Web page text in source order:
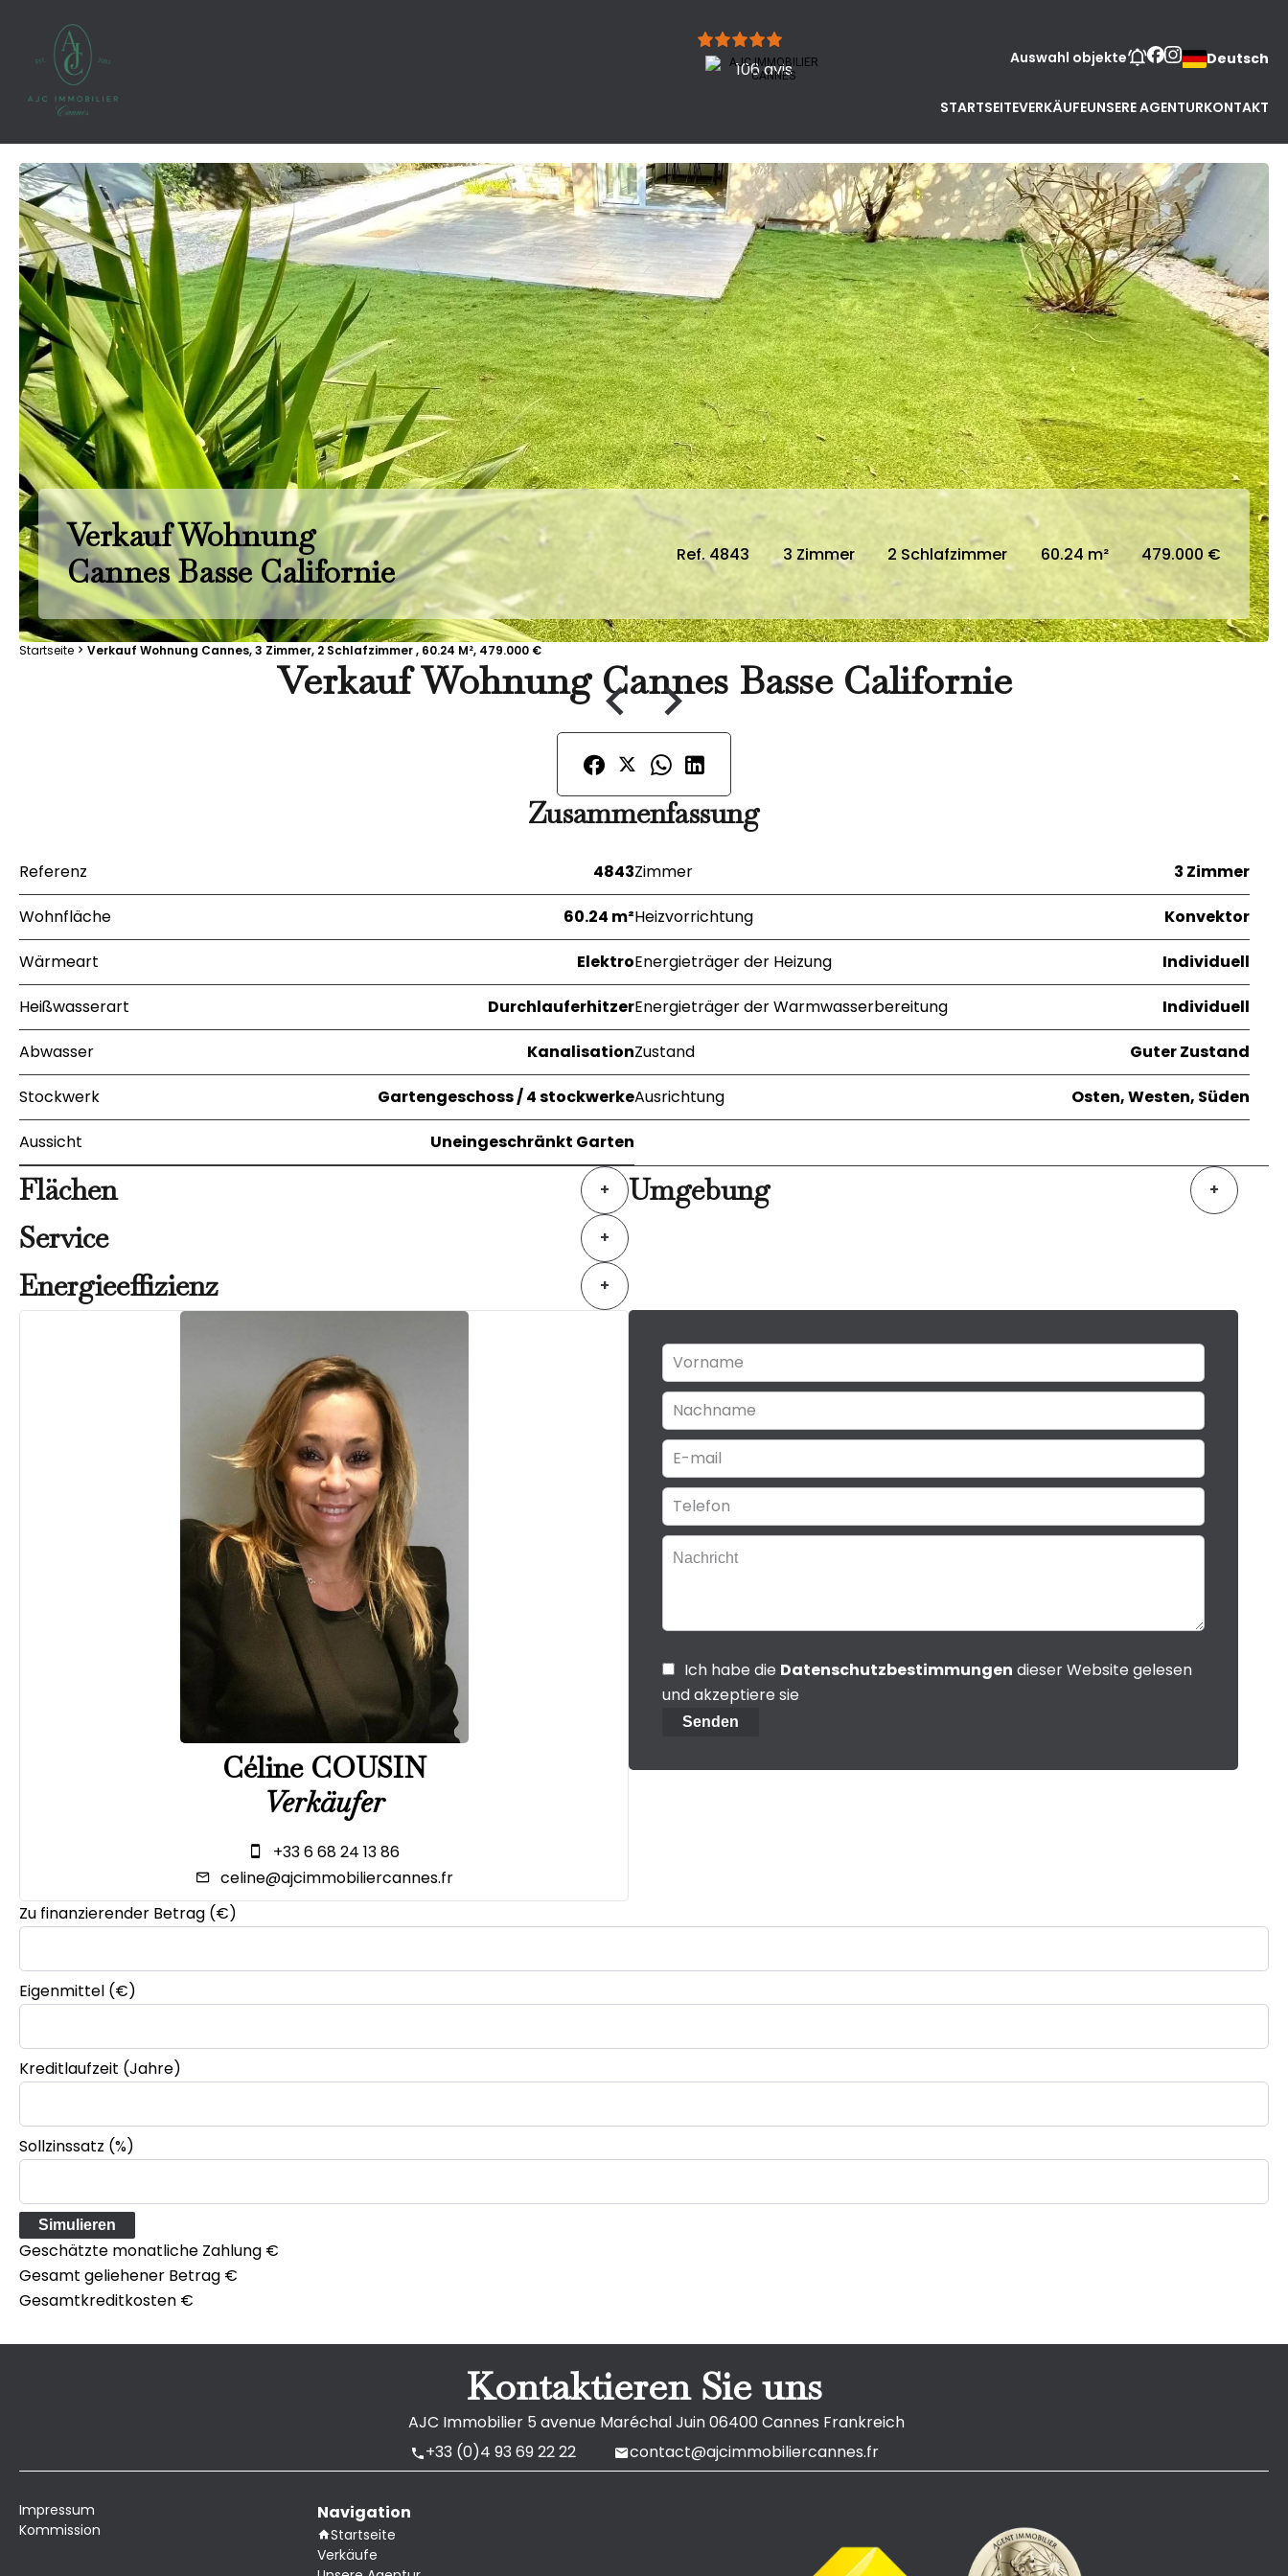
106 avis
Auswahl objekte Deutsch
STARTSEITEVERKÄUFEUNSERE AGENTURKONTAKT
Verkauf Wohnung
Cannes Basse Californie
Ref. 4843 3 Zimmer 2 Schlafzimmer 60.24 m² 479.000 €
Startseite Verkauf Wohnung Cannes, 3 Zimmer, 2 Schlafzimmer , 60.24 M², 479.000 €
Verkauf Wohnung Cannes Basse Californie
Zusammenfassung
Referenz 4843Zimmer 3 Zimmer
Wohnfläche 60.24 m²Heizvorrichtung Konvektor
Wärmeart ElektroEnergieträger der Heizung Individuell
Heißwasserart DurchlauferhitzerEnergieträger der Warmwasserbereitung Individuell
Abwasser KanalisationZustand Guter Zustand
Stockwerk Gartengeschoss / 4 stockwerkeAusrichtung Osten, Westen, Süden
Aussicht Uneingeschränkt Garten
Flächen + Umgebung +
Service +
Energieeffizienz +
Céline COUSIN
Verkäufer
+33 6 68 24 13 86
celine@ajcimmobiliercannes.fr
Ich habe die Datenschutzbestimmungen dieser Website gelesen
und akzeptiere sie
Senden
Zu finanzierender Betrag (€)
Eigenmittel (€)
Kreditlaufzeit (Jahre)
Sollzinssatz (%)
Simulieren
Geschätzte monatliche Zahlung €
Gesamt geliehener Betrag €
Gesamtkreditkosten €
Kontaktieren Sie uns
AJC Immobilier 5 avenue Maréchal Juin06400 Cannes Frankreich
+33 (0)4 93 69 22 22
contact@ajcimmobiliercannes.fr
Impressum
Kommission
Navigation
Startseite
Verkäufe